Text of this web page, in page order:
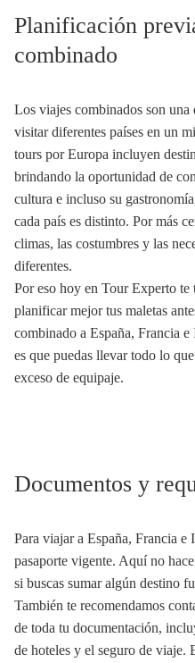
Planificación
combinado
Los viajes combinados son una
visitar diferentes países en un
tours por Europa incluyen
brindando la oportunidad de
cultura e incluso su
cada país es distinto. Por más
climas, las costumbres y las
diferentes.
Por eso hoy en Tour Experto te
planificar mejor tus maletas
combinado a España, Francia
es que puedas llevar todo lo
exceso de equipaje.
Documentos y
Para viajar a España, Francia
pasaporte vigente. Aquí no
si buscas sumar algún destino
También te recomendamos
de toda tu documentación,
de hoteles y el seguro de viaje.